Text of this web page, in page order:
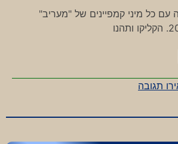
עם כל מיני קמפיינים של "מעריב"
תגובה
אל